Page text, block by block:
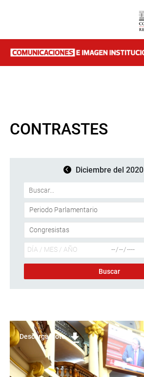
CONTRASTES
Diciembre del 2020
Descargar foto